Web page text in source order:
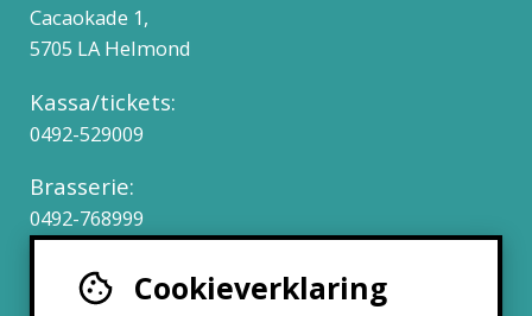
Cookieverklaring
Cacaokade 1,
5705 LA Helmond
Kassa/tickets:
0492-529009
Brasserie:
0492-768999
Werken bij